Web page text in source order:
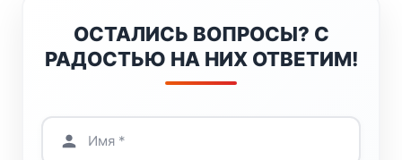
ОСТАЛИСЬ ВОПРОСЫ? С
РАДОСТЬЮ НА НИХ ОТВЕТИМ!